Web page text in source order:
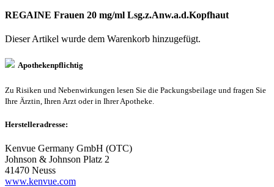
REGAINE Frauen 20 mg/ml Lsg.z.Anw.a.d.Kopfhaut
Dieser Artikel wurde dem Warenkorb hinzugefügt.
Apothekenpflichtig
Zu Risiken und Nebenwirkungen lesen Sie die Packungsbeilage und fragen Sie
Ihre Ärztin, Ihren Arzt oder in Ihrer Apotheke.
Herstelleradresse:
Kenvue Germany GmbH (OTC)
Johnson & Johnson Platz 2
41470 Neuss
www.kenvue.com